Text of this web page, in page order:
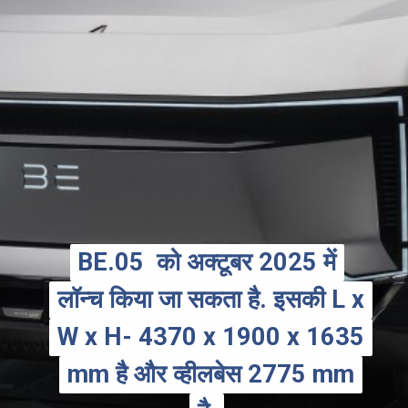
BE.05 को अक्टूबर 2025 में
लॉन्च किया जा सकता है. इसकी L x
W x H- 4370 x 1900 x 1635
mm है और व्हीलबेस 2775 mm
BE.05 को अक्टूबर 2025 में
लॉन्च किया जा सकता है. इसकी L x
W x H- 4370 x 1900 x 1635
mm है और व्हीलबेस 2775 mm